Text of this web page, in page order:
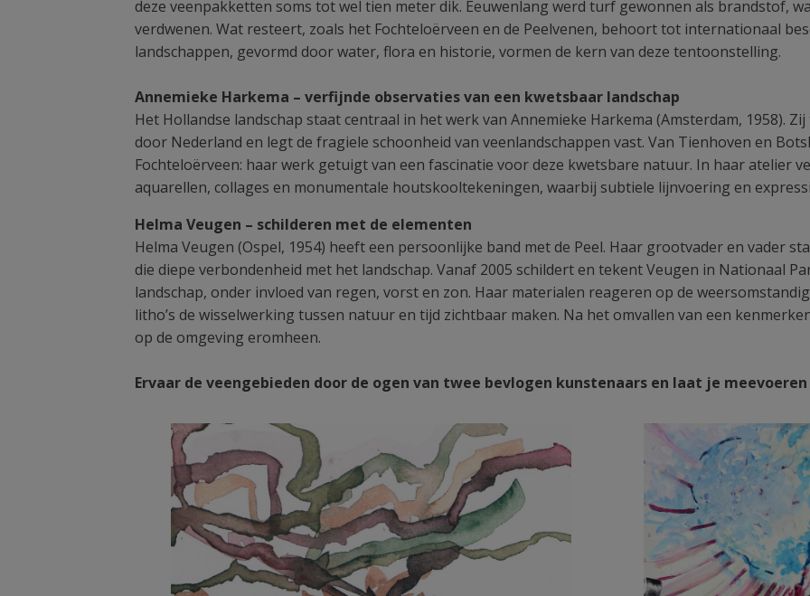
deze veenpakketten soms tot wel tien meter dik. Eeuwenlang werd turf gewonnen als brandstof,
verdwenen. Wat resteert, zoals het Fochteloërveen en de Peelvenen, behoort tot internationaal
landschappen, gevormd door water, flora en historie, vormen de kern van deze tentoonstelling.
Annemieke Harkema – verfijnde observaties van een kwetsbaar landschap
Het Hollandse landschap staat centraal in het werk van Annemieke Harkema (Amsterdam, 1958).
door Nederland en legt de fragiele schoonheid van veenlandschappen vast. Van Tienhoven en
Fochteloërveen: haar werk getuigt van een fascinatie voor deze kwetsbare natuur. In haar atelier
aquarellen, collages en monumentale houtskooltekeningen, waarbij subtiele lijnvoering en
Helma Veugen – schilderen met de elementen
Helma Veugen (Ospel, 1954) heeft een persoonlijke band met de Peel. Haar grootvader en vader
die diepe verbondenheid met het landschap. Vanaf 2005 schildert en tekent Veugen in Nationaal
landschap, onder invloed van regen, vorst en zon. Haar materialen reageren op de
litho’s de wisselwerking tussen natuur en tijd zichtbaar maken. Na het omvallen van een
op de omgeving eromheen.
Ervaar de veengebieden door de ogen van twee bevlogen kunstenaars en laat je